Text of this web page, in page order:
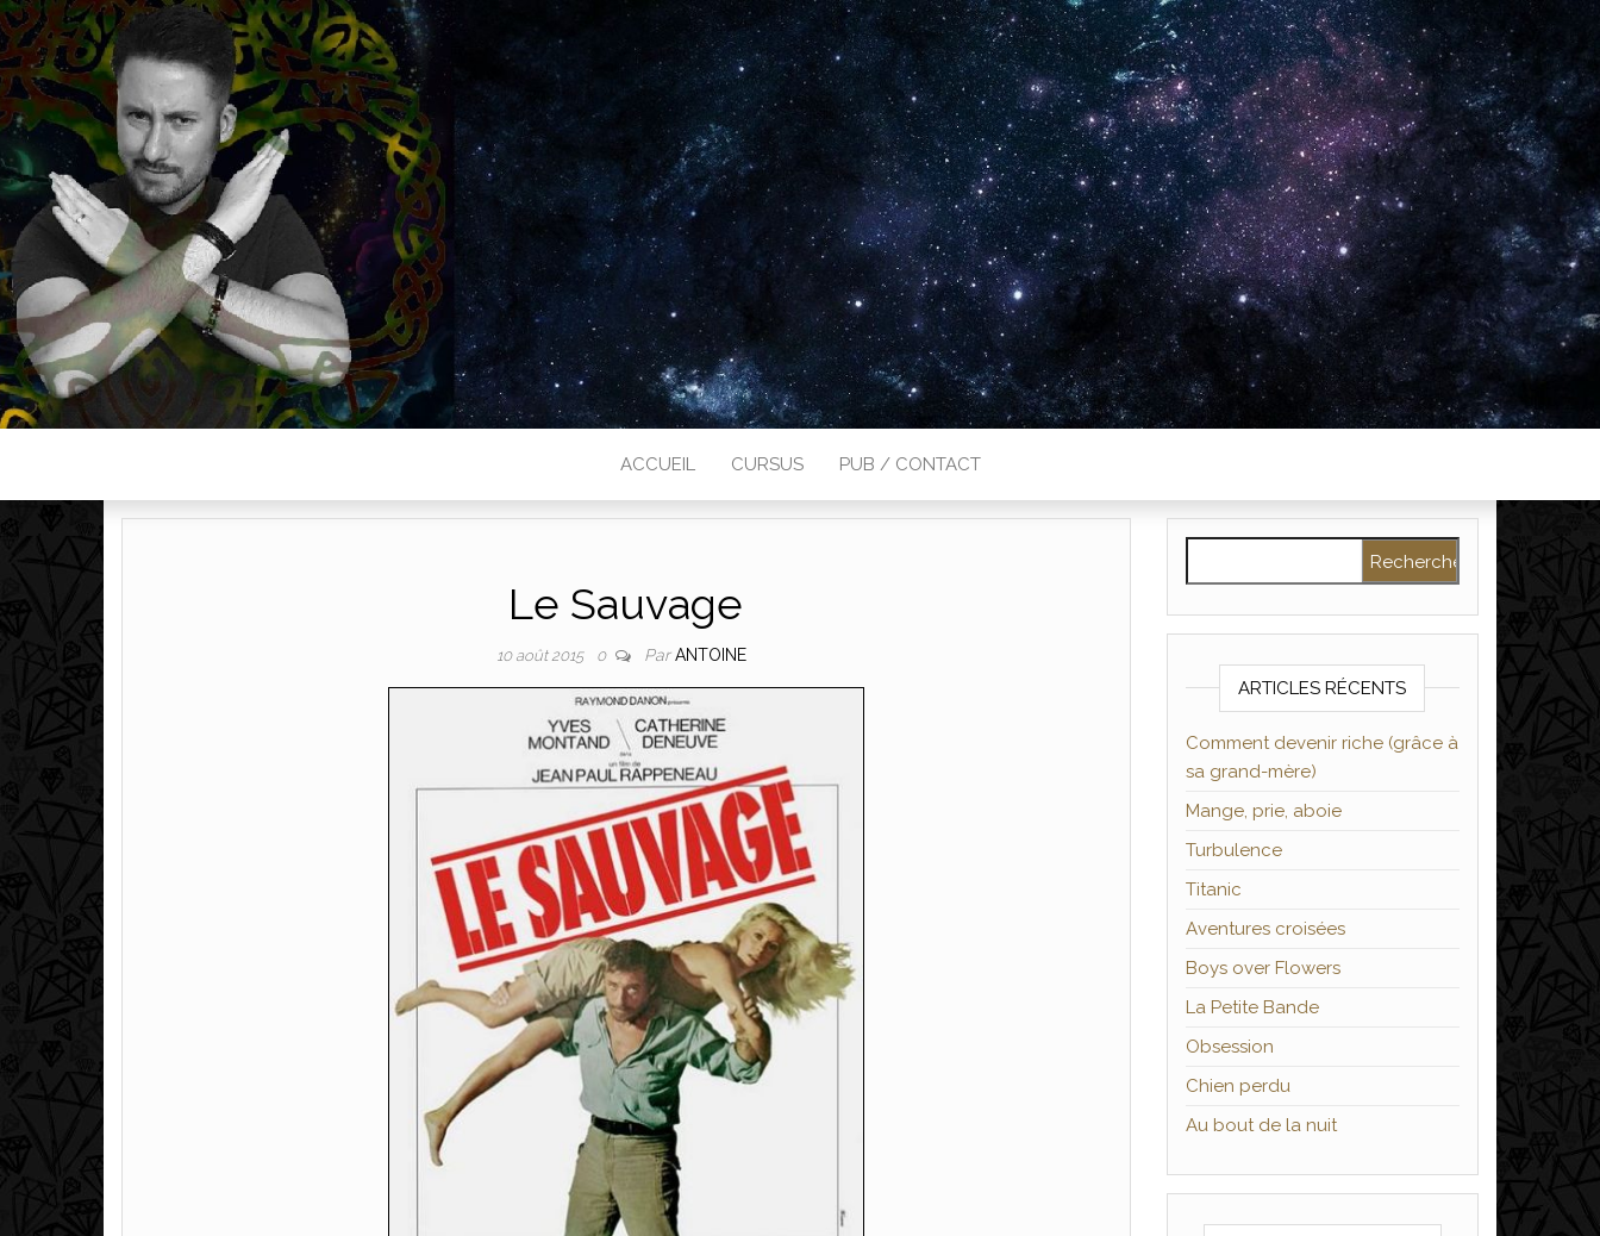
Plus de 2800 critiques de films
ACCUEIL CURSUS PUB / CONTACT
Le Sauvage
10 août 2015 0 ParANTOINE
ARTICLES RÉCENTS
Comment devenir riche (grâce à
sa grand-mère)
Mange, prie, aboie
Turbulence
Titanic
Aventures croisées
Boys over Flowers
La Petite Bande
Obsession
Chien perdu
Au bout de la nuit